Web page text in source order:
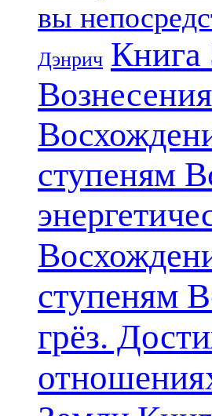
вы
Дэнрич Книга
ступеням
ступеням
грёз.